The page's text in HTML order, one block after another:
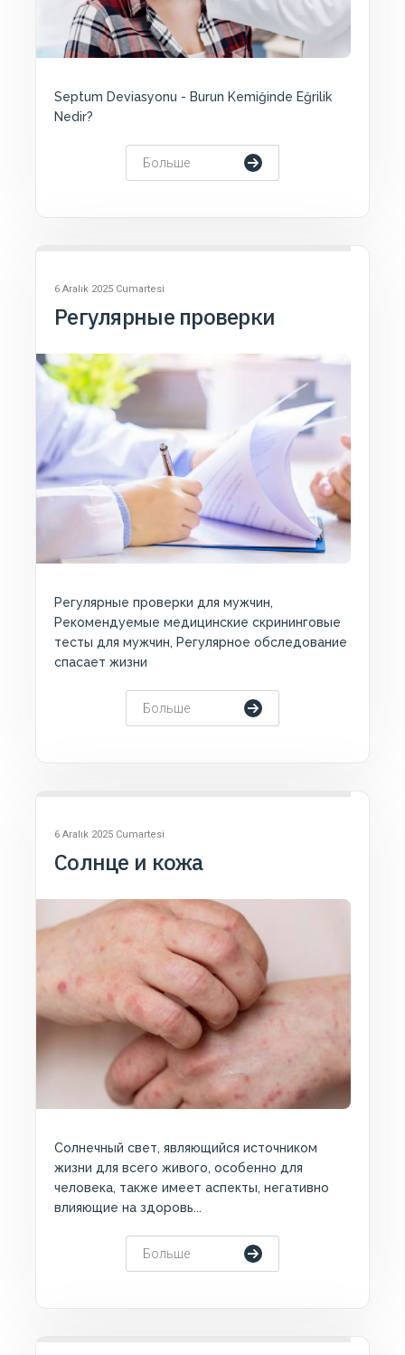
Septum Deviasyonu - Burun Kemiğinde Eğrilik
Nedir?
Больше
6 Aralık 2025 Cumartesi
Регулярные проверки
Регулярные проверки для мужчин,
Рекомендуемые медицинские скрининговые
тесты для мужчин, Регулярное обследование
спасает жизни
Больше
6 Aralık 2025 Cumartesi
Солнце и кожа
Солнечный свет, являющийся источником
жизни для всего живого, особенно для
человека, также имеет аспекты, негативно
влияющие на здоровь...
Больше